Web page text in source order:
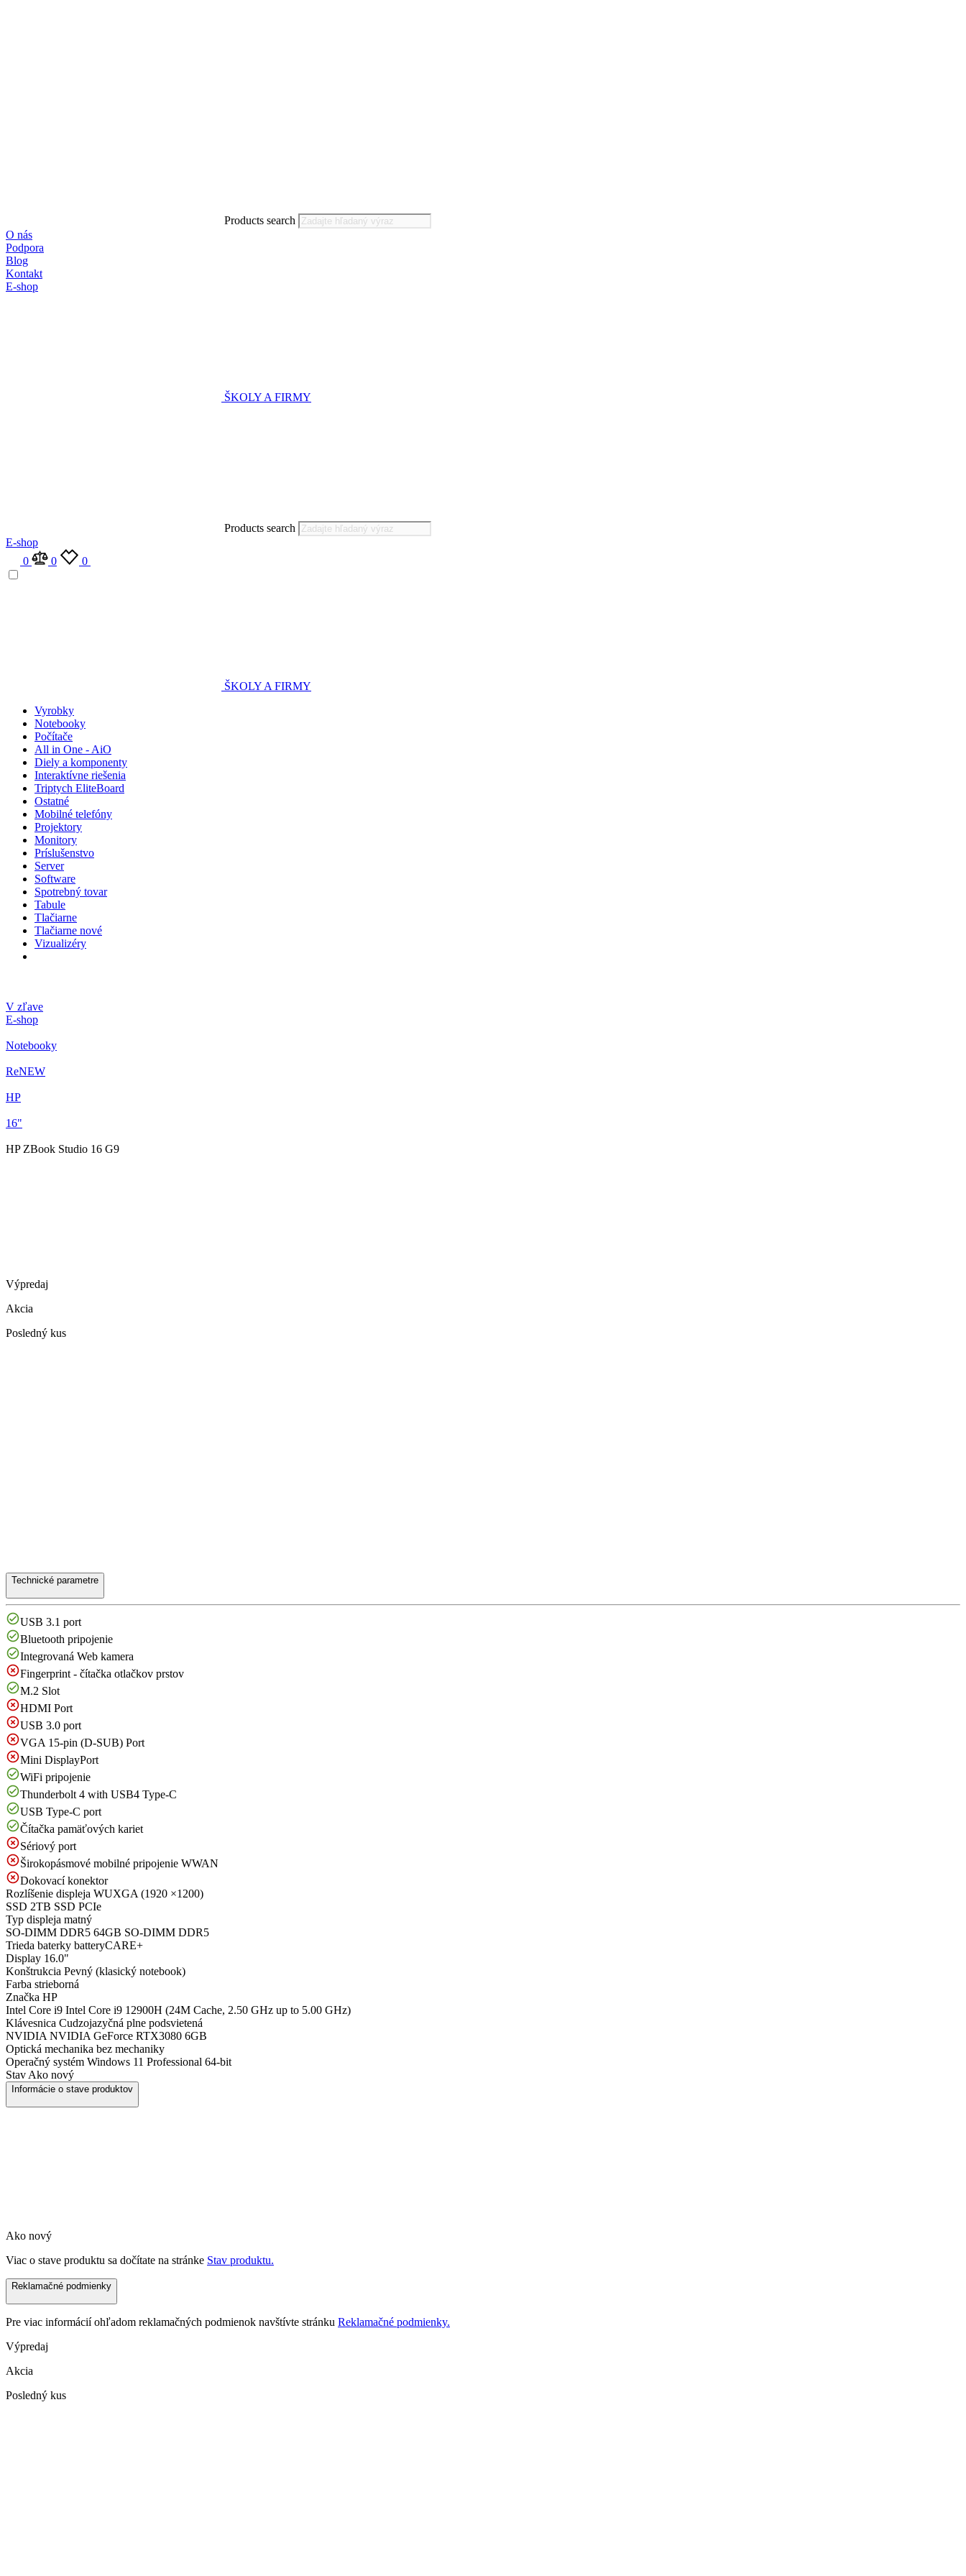
Products search
O nás
Podpora
Blog
Kontakt
E-shop
ŠKOLY A FIRMY
Products search
E-shop
0
0 0
ŠKOLY A FIRMY
Vyrobky
Notebooky
Počítače
All in One - AiO
Diely a komponenty
Interaktívne riešenia
Triptych EliteBoard
Ostatné
Mobilné telefóny
Projektory
Monitory
Príslušenstvo
Server
Software
Spotrebný tovar
Tabule
Tlačiarne
Tlačiarne nové
Vizualizéry
V zľave
E-shop
Notebooky
ReNEW
HP
16"
HP ZBook Studio 16 G9
Výpredaj
Akcia
Posledný kus
Technické parametre
USB 3.1 port
Bluetooth pripojenie
Integrovaná Web kamera
Fingerprint - čítačka otlačkov prstov
M.2 Slot
HDMI Port
USB 3.0 port
VGA 15-pin (D-SUB) Port
Mini DisplayPort
WiFi pripojenie
Thunderbolt 4 with USB4 Type-C
USB Type-C port
Čítačka pamäťových kariet
Sériový port
Širokopásmové mobilné pripojenie WWAN
Dokovací konektor
Rozlíšenie displeja WUXGA (1920 ×1200)
SSD 2TB SSD PCIe
Typ displeja matný
SO-DIMM DDR5 64GB SO-DIMM DDR5
Trieda baterky batteryCARE+
Display 16.0"
Konštrukcia Pevný (klasický notebook)
Farba strieborná
Značka HP
Intel Core i9 Intel Core i9 12900H (24M Cache, 2.50 GHz up to 5.00 GHz)
Klávesnica Cudzojazyčná plne podsvietená
NVIDIA NVIDIA GeForce RTX3080 6GB
Optická mechanika bez mechaniky
Operačný systém Windows 11 Professional 64-bit
Stav Ako nový
Informácie o stave produktov
Ako nový
Viac o stave produktu sa dočítate na stránke Stav produktu.
Reklamačné podmienky
Pre viac informácií ohľadom reklamačných podmienok navštívte stránku Reklamačné podmienky.
Výpredaj
Akcia
Posledný kus